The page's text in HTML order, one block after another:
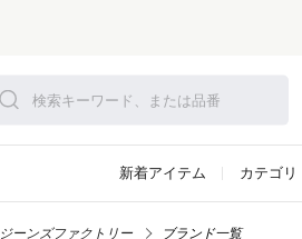
新着アイテム カテゴリ
ジーンズファクトリー ブランド一覧